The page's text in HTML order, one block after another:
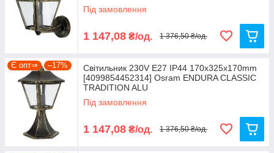
Під замовлення
1 147,08 ₴/од. 1 376,50 ₴/од.
Є опт⇒ –17%
Світильник 230V E27 IP44 170x325x170mm
[4099854452314] Osram ENDURA CLASSIC
TRADITION ALU
Під замовлення
1 147,08 ₴/од. 1 376,50 ₴/од.